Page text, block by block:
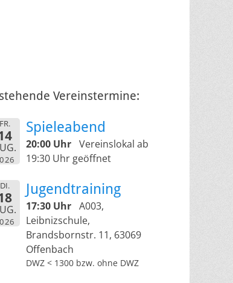
Vereinstermine:
FR. Spieleabend
20:00 Uhr
Vereinslokal ab
19:30 Uhr geöffnet
DI. Jugendtraining
17:30 Uhr
A003,
Leibnizschule,
Brandsbornstr. 11, 63069
Offenbach
DWZ < 1300 bzw. ohne DWZ